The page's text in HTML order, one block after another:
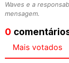
Waves e a
mensagem.
0
Mais votados